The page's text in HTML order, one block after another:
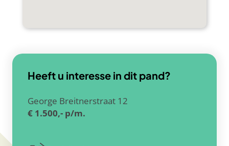
Heeft u interesse in dit pand?
George Breitnerstraat 12
€ 1.500,- p/m.